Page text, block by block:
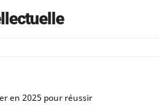
en 2025 pour réussir